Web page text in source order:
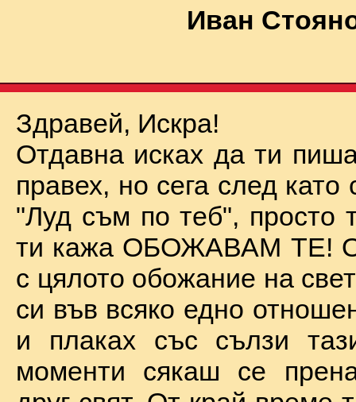
Иван
Здравей, Искра!
Отдавна исках да ти
правех, но сега след като
"Луд съм по теб", просто
ти кажа ОБОЖАВАМ ТЕ!
с цялото обожание на
си във всяко едно
и плаках със сълзи
моменти сякаш се